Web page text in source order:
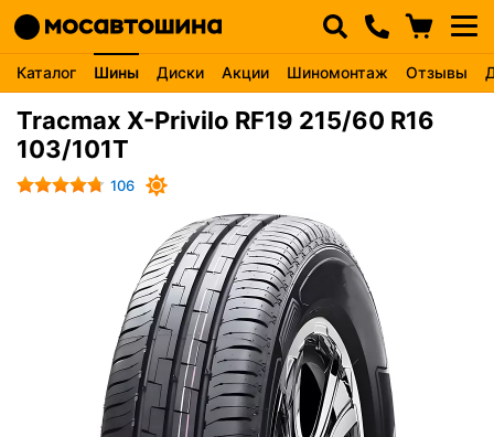
Каталог Шины Диски Акции Шиномонтаж Отзывы
Tracmax X-Privilo RF19 215/60 R16
103/101T
106